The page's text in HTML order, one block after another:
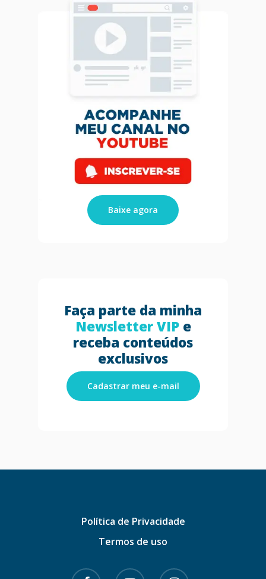
Baixe agora
Faça parte da minha
Newsletter VIPe
receba conteúdos
exclusivos
Cadastrar meu e-mail
Política de Privacidade
Termos de uso
Home
Blog
Agendar Consulta
Contato
Publicações